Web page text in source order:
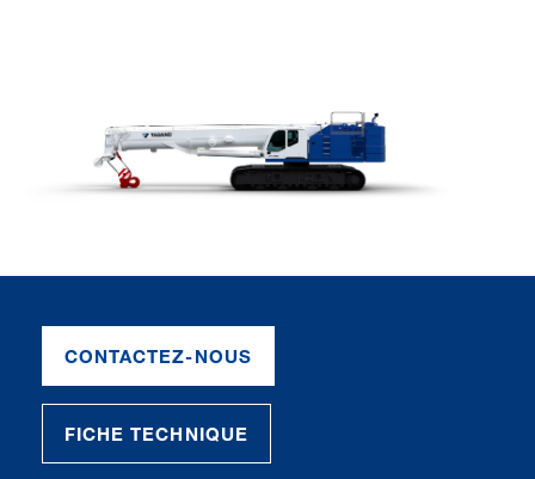
CONTACTEZ-NOUS
FICHE TECHNIQUE